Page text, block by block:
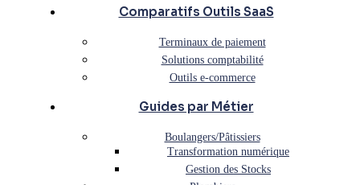
Comparatifs Outils SaaS
Terminaux de paiement
Solutions comptabilité
Outils e-commerce
Guides par Métier
Boulangers/Pâtissiers
Transformation numérique
Gestion des Stocks